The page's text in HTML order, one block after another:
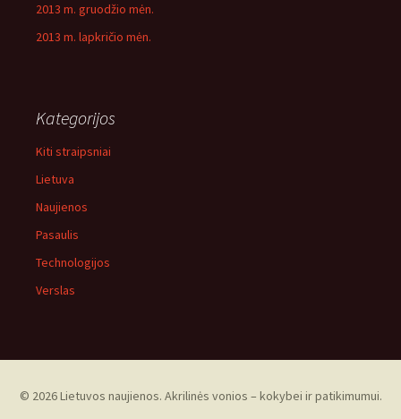
2013 m. gruodžio mėn.
2013 m. lapkričio mėn.
Kategorijos
Kiti straipsniai
Lietuva
Naujienos
Pasaulis
Technologijos
Verslas
© 2026 Lietuvos naujienos. Akrilinės vonios – kokybei ir patikimumui.